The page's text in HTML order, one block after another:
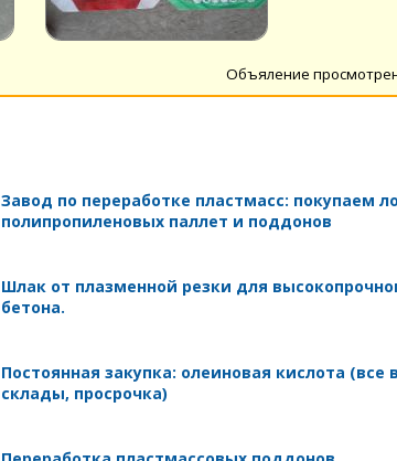
Объяление
Завод по переработке пластмасс: покупаем
полипропиленовых паллет и поддонов
Шлак от плазменной резки для
бетона.
Постоянная закупка: олеиновая кислота (все
склады, просрочка)